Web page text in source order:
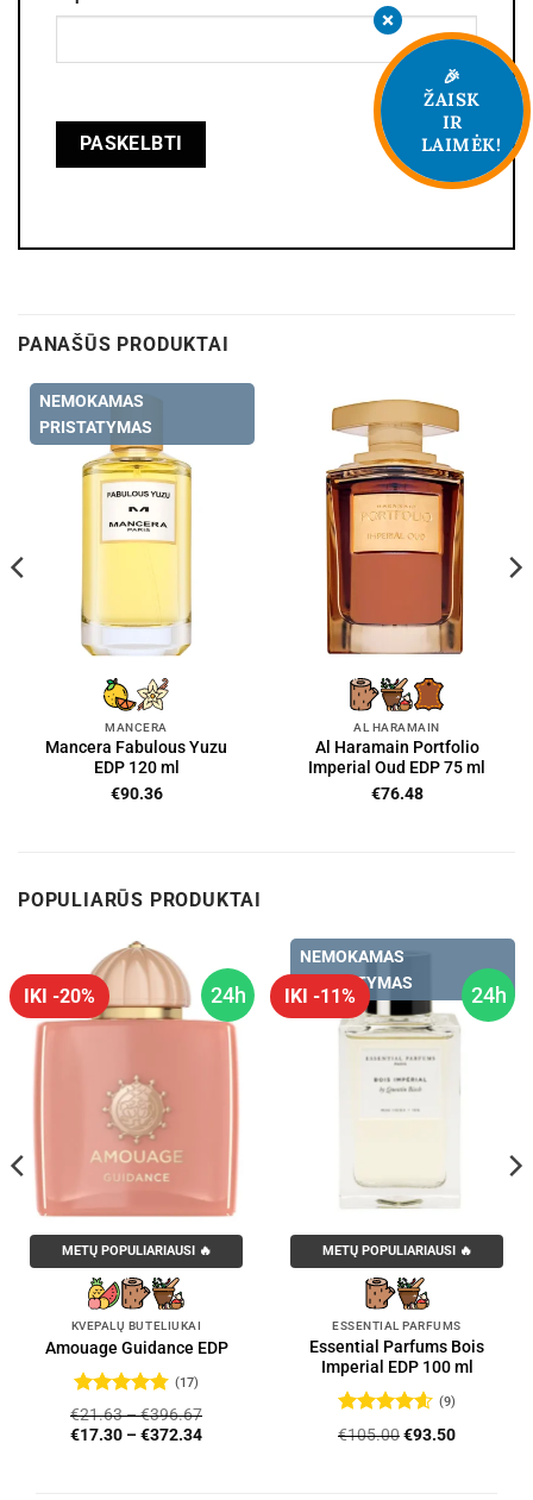
PANAŠŪS PRODUKTAI
NEMOKAMAS
PRISTATYMAS
MANCERA
Mancera Fabulous Yuzu
EDP 120 ml
€90.36
AL HARAMAIN
Al Haramain Portfolio
Imperial Oud EDP 75 ml
€76.48
POPULIARŪS PRODUKTAI
24h
IKI -20%
METŲ POPULIARIAUSI 🔥
KVEPALŲ BUTELIUKAI
Amouage Guidance EDP
Įvertinimas:
4.76iš 5
(17)
€21.63–€396.67
€17.30 –€372.34
24h
IKI -11%
NEMOKAMAS
PRISTATYMAS
METŲ POPULIARIAUSI 🔥
ESSENTIAL PARFUMS
Essential Parfums Bois
Imperial EDP 100 ml
Įvertinimas:
(9)
€105.00Original
€93.50Current
🎉
ŽAISK
IR
LAIMĖK!